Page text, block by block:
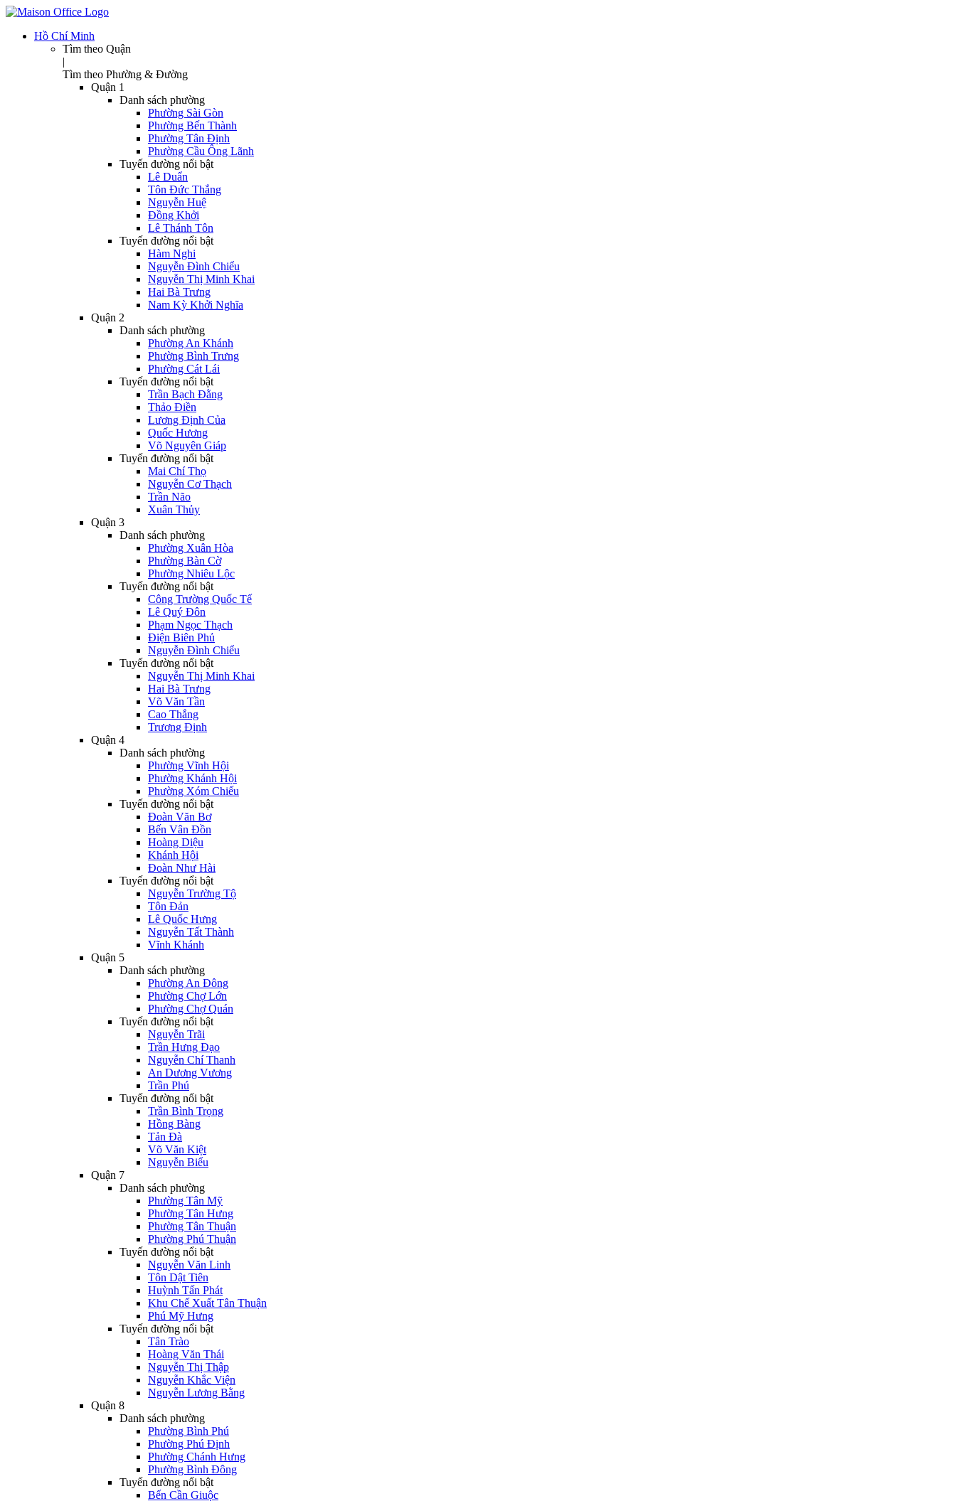
Hồ Chí Minh
Tìm theo Quận
|
Tìm theo Phường & Đường
Quận 1
Danh sách phường
Phường Sài Gòn
Phường Bến Thành
Phường Tân Định
Phường Cầu Ông Lãnh
Tuyến đường nổi bật
Lê Duẩn
Tôn Đức Thắng
Nguyễn Huệ
Đồng Khởi
Lê Thánh Tôn
Tuyến đường nổi bật
Hàm Nghi
Nguyễn Đình Chiểu
Nguyễn Thị Minh Khai
Hai Bà Trưng
Nam Kỳ Khởi Nghĩa
Quận 2
Danh sách phường
Phường An Khánh
Phường Bình Trưng
Phường Cát Lái
Tuyến đường nổi bật
Trần Bạch Đằng
Thảo Điền
Lương Định Của
Quốc Hương
Võ Nguyên Giáp
Tuyến đường nổi bật
Mai Chí Thọ
Nguyễn Cơ Thạch
Trần Não
Xuân Thủy
Quận 3
Danh sách phường
Phường Xuân Hòa
Phường Bàn Cờ
Phường Nhiêu Lộc
Tuyến đường nổi bật
Công Trường Quốc Tế
Lê Quý Đôn
Phạm Ngọc Thạch
Điện Biên Phủ
Nguyễn Đình Chiểu
Tuyến đường nổi bật
Nguyễn Thị Minh Khai
Hai Bà Trưng
Võ Văn Tần
Cao Thắng
Trương Định
Quận 4
Danh sách phường
Phường Vĩnh Hội
Phường Khánh Hội
Phường Xóm Chiếu
Tuyến đường nổi bật
Đoàn Văn Bơ
Bến Vân Đồn
Hoàng Diệu
Khánh Hội
Đoàn Như Hài
Tuyến đường nổi bật
Nguyễn Trường Tộ
Tôn Đản
Lê Quốc Hưng
Nguyễn Tất Thành
Vĩnh Khánh
Quận 5
Danh sách phường
Phường An Đông
Phường Chợ Lớn
Phường Chợ Quán
Tuyến đường nổi bật
Nguyễn Trãi
Trần Hưng Đạo
Nguyễn Chí Thanh
An Dương Vương
Trần Phú
Tuyến đường nổi bật
Trần Bình Trọng
Hồng Bàng
Tản Đà
Võ Văn Kiệt
Nguyễn Biểu
Quận 7
Danh sách phường
Phường Tân Mỹ
Phường Tân Hưng
Phường Tân Thuận
Phường Phú Thuận
Tuyến đường nổi bật
Nguyễn Văn Linh
Tôn Dật Tiên
Huỳnh Tấn Phát
Khu Chế Xuất Tân Thuận
Phú Mỹ Hưng
Tuyến đường nổi bật
Tân Trào
Hoàng Văn Thái
Nguyễn Thị Thập
Nguyễn Khắc Viện
Nguyễn Lương Bằng
Quận 8
Danh sách phường
Phường Bình Phú
Phường Phú Định
Phường Chánh Hưng
Phường Bình Đông
Tuyến đường nổi bật
Bến Cần Giuộc